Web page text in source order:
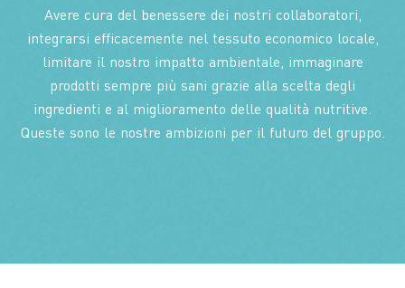
Avere cura del benessere dei nostri collaboratori,
integrarsi efficacemente nel tessuto economico locale,
limitare il nostro impatto ambientale, immaginare
prodotti sempre più sani grazie alla scelta degli
ingredienti e al miglioramento delle qualità nutritive.
Queste sono le nostre ambizioni per il futuro del gruppo.